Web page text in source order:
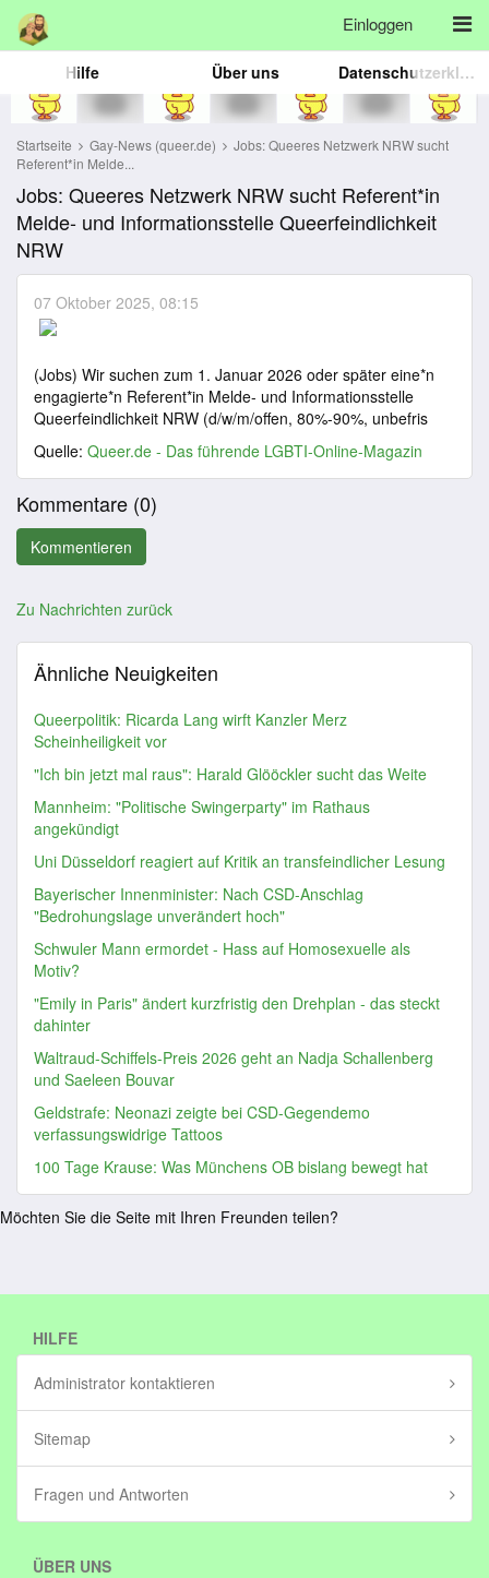
Einloggen
Hilfe Über uns Datenschutzerklärung
Startseite Gay-News (queer.de)
Jobs: Queeres Netzwerk NRW sucht
Referent*in Melde...
Jobs: Queeres Netzwerk NRW sucht Referent*in
Melde- und Informationsstelle Queerfeindlichkeit
NRW
07 Oktober 2025, 08:15
(Jobs) Wir suchen zum 1. Januar 2026 oder später eine*n
engagierte*n Referent*in Melde- und Informationsstelle
Queerfeindlichkeit NRW (d/w/m/offen, 80%-90%, unbefris
Quelle: Queer.de - Das führende LGBTI-Online-Magazin
Kommentare (0)
Zu Nachrichten zurück
Ähnliche Neuigkeiten
Queerpolitik: Ricarda Lang wirft Kanzler Merz
Scheinheiligkeit vor
"Ich bin jetzt mal raus": Harald Glööckler sucht das Weite
Mannheim: "Politische Swingerparty" im Rathaus
angekündigt
Uni Düsseldorf reagiert auf Kritik an transfeindlicher Lesung
Bayerischer Innenminister: Nach CSD-Anschlag
"Bedrohungslage unverändert hoch"
Schwuler Mann ermordet - Hass auf Homosexuelle als
Motiv?
"Emily in Paris" ändert kurzfristig den Drehplan - das steckt
dahinter
Waltraud-Schiffels-Preis 2026 geht an Nadja Schallenberg
und Saeleen Bouvar
Geldstrafe: Neonazi zeigte bei CSD-Gegendemo
verfassungswidrige Tattoos
100 Tage Krause: Was Münchens OB bislang bewegt hat
Möchten Sie die Seite mit Ihren Freunden teilen?
HILFE
Administrator kontaktieren
Sitemap
Fragen und Antworten
ÜBER UNS